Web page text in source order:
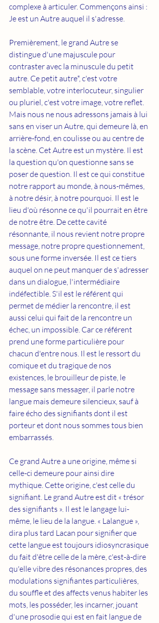
complexe à articuler. Commençons ainsi :
Je est un Autre auquel il s'adresse.
Premièrement, le grand Autre se
distingue d'une majuscule pour
contraster avec la minuscule du petit
autre. Ce petit autre*, c'est votre
semblable, votre interlocuteur, singulier
ou pluriel, c'est votre image, votre reflet.
Mais nous ne nous adressons jamais à lui
sans en viser un Autre, qui demeure là, en
arrière-fond, en coulisse ou au centre de
la scène. Cet Autre est un mystère. Il est
la question qu'on questionne sans se
poser de question. Il est ce qui constitue
notre rapport au monde, à nous-mêmes,
à notre désir, à notre pourquoi. Il est le
lieu d'où résonne ce qu'il pourrait en être
de notre être. De cette cavité
résonnante, il nous revient notre propre
message, notre propre questionnement,
sous une forme inversée. Il est ce tiers
auquel on ne peut manquer de s'adresser
dans un dialogue, l'intermédiaire
indéfectible. S'il est le référent qui
permet de médier la rencontre, il est
aussi celui qui fait de la rencontre un
échec, un impossible. Car ce référent
prend une forme particulière pour
chacun d'entre nous. Il est le ressort du
comique et du tragique de nos
existences, le brouilleur de piste, le
message sans messager, il parle notre
langue mais demeure silencieux, sauf à
faire écho des signifiants dont il est
porteur et dont nous sommes tous bien
embarrassés.
Ce grand Autre a une origine, même si
celle-ci demeure pour ainsi dire
mythique. Cette origine, c'est celle du
signifiant. Le grand Autre est dit « trésor
des signifiants ». Il est le langage lui-
même, le lieu de la langue. « Lalangue »,
dira plus tard Lacan pour signifier que
cette langue est toujours idiosyncrasique
du fait d'être celle de la mère, c'est-à-dire
qu'elle vibre des résonances propres, des
modulations signifiantes particulières,
du souffle et des affects venus habiter les
mots, les posséder, les incarner, jouant
d'une prosodie qui est en fait langue de